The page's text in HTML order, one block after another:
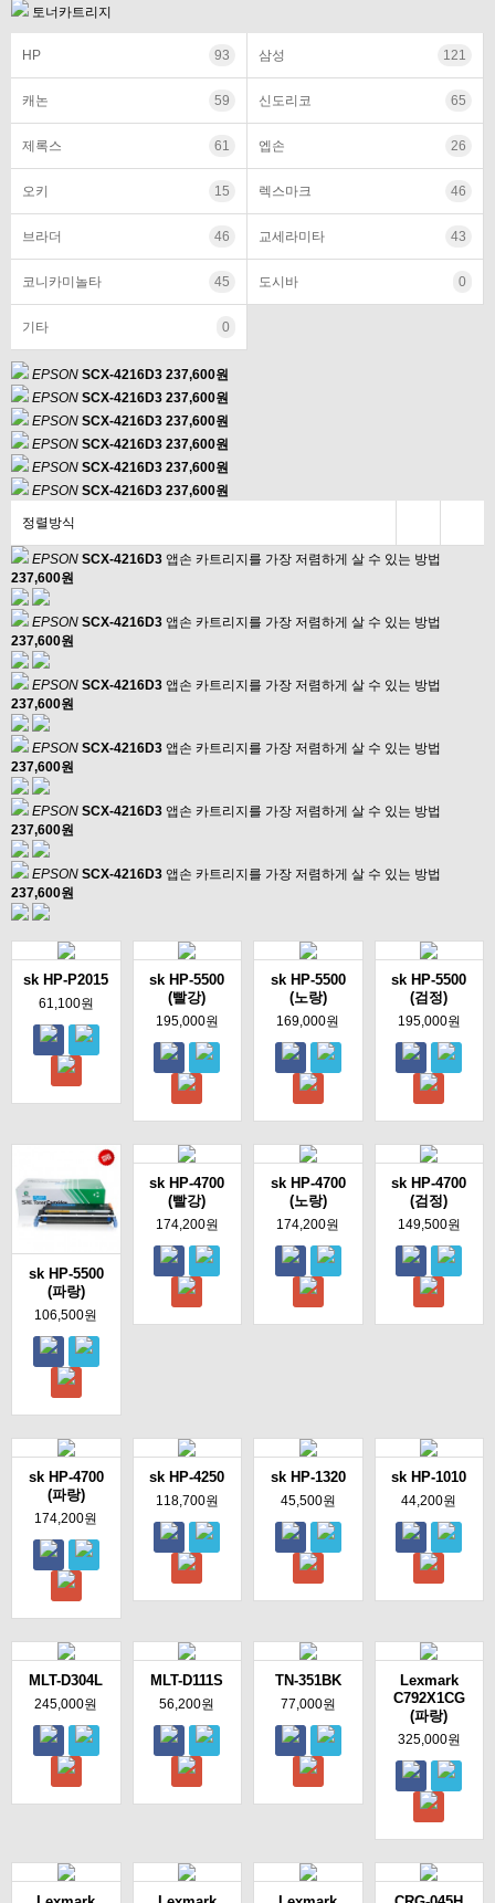
토너카트리지
HP 93 삼성 121
캐논 59 신도리코 65
제록스 61 엡손 26
오키 15 렉스마크 46
브라더 46 교세라미타 43
코니카미놀타 45 도시바 0
기타 0
EPSON SCX-4216D3 237,600원
EPSON SCX-4216D3 237,600원
EPSON SCX-4216D3 237,600원
EPSON SCX-4216D3 237,600원
EPSON SCX-4216D3 237,600원
EPSON SCX-4216D3 237,600원
정렬방식
EPSON SCX-4216D3 앱손 카트리지를 가장 저렴하게 살 수 있는 방법
237,600원
EPSON SCX-4216D3 앱손 카트리지를 가장 저렴하게 살 수 있는 방법
237,600원
EPSON SCX-4216D3 앱손 카트리지를 가장 저렴하게 살 수 있는 방법
237,600원
EPSON SCX-4216D3 앱손 카트리지를 가장 저렴하게 살 수 있는 방법
237,600원
EPSON SCX-4216D3 앱손 카트리지를 가장 저렴하게 살 수 있는 방법
237,600원
EPSON SCX-4216D3 앱손 카트리지를 가장 저렴하게 살 수 있는 방법
237,600원
sk HP-P2015
61,100원
sk HP-5500
(빨강)
195,000원
sk HP-5500
(노랑)
169,000원
sk HP-5500
(검정)
195,000원
sk HP-5500
(파랑)
106,500원
sk HP-4700
(빨강)
174,200원
sk HP-4700
(노랑)
174,200원
sk HP-4700
(검정)
149,500원
sk HP-4700
(파랑)
174,200원
sk HP-4250
118,700원
sk HP-1320
45,500원
sk HP-1010
44,200원
MLT-D304L
245,000원
MLT-D111S
56,200원
TN-351BK
77,000원
Lexmark
C792X1CG
(파랑)
325,000원